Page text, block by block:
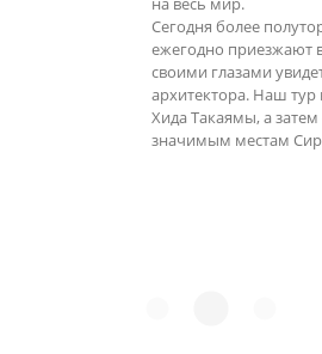
Сегодня более
ежегодно приезжают
своими глазами
архитектора. Наш тур
Хида Такаямы, а
значимым местам